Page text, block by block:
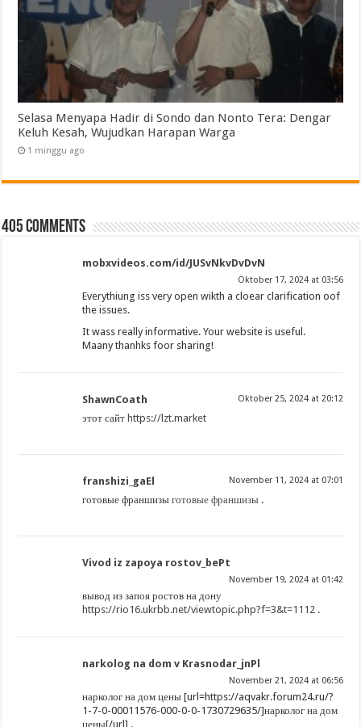
Selasa Menyapa Hadir di Sondo dan Nonto Tera: Dengar
Keluh Kesah, Wujudkan Harapan Warga
1 minggu ago
405 comments
mobxvideos.com/id/JUSvNkvDvDvN
Oktober 17, 2024 at 03:56
Everythiung iss very open wikth a cloear clarification oof
the issues.
It wass really informative. Your website is useful.
Maany thanhks foor sharing!
ShawnCoath Oktober 25, 2024 at 20:12
этот сайт https://lzt.market
franshizi_gaEl November 11, 2024 at 07:01
готовые франшизыготовые франшизы .
Vivod iz zapoya rostov_bePt
November 19, 2024 at 01:42
вывод из запоя ростов на дону
https://rio16.ukrbb.net/viewtopic.php?f=3&t=1112 .
narkolog na dom v Krasnodar_jnPl
November 21, 2024 at 06:56
нарколог на дом цены [url=https://aqvakr.forum24.ru/?
1-7-0-00011576-000-0-0-1730729635/]нарколог на дом
цены[/url] .